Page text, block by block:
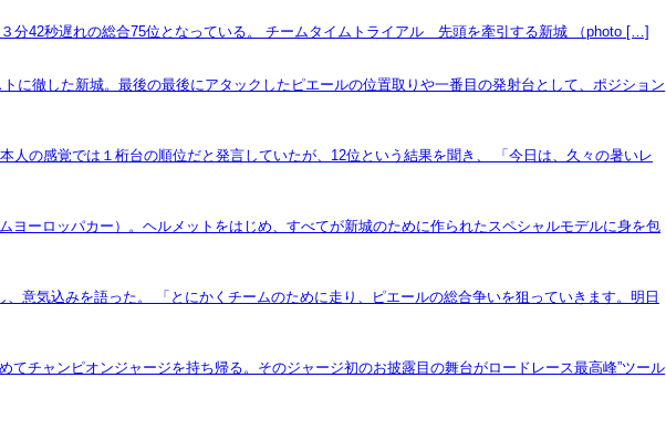
分42秒遅れの総合75位となっている。 チームタイムトライアル 先頭を牽引する新城 （photo […]
に徹した新城。最後の最後にアタックしたピエールの位置取りや一番目の発射台として、ポジション
の感覚では１桁台の順位だと発言していたが、12位という結果を聞き、 「今日は、久々の暑いレ
ーロッパカー）。ヘルメットをはじめ、すべてが新城のために作られたスペシャルモデルに身を包
意気込みを語った。 「とにかくチームのために走り、ピエールの総合争いを狙っていきます。明日
チャンピオンジャージを持ち帰る。そのジャージ初のお披露目の舞台がロードレース最高峰”ツール